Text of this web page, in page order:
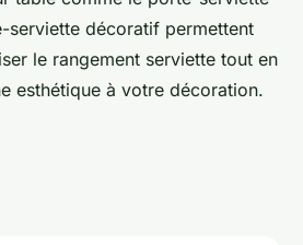
serviette décoratif permettent
le rangement serviette tout en
esthétique à votre décoration.